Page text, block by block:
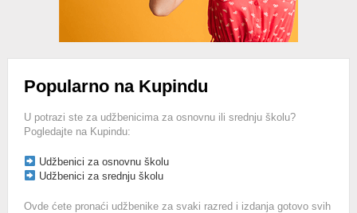
Popularno na Kupindu
U potrazi ste za udžbenicima za osnovnu ili srednju školu?
Pogledajte na Kupindu:
Udžbenici za osnovnu školu
Udžbenici za srednju školu
Ovde ćete pronaći udžbenike za svaki razred i izdanja gotovo svih